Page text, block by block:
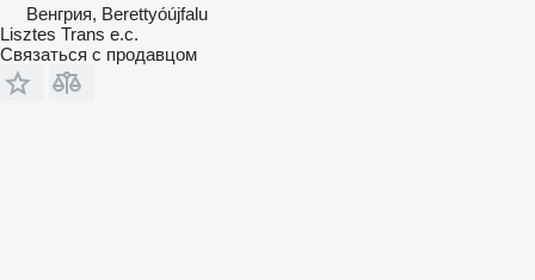
Венгрия, Berettyóújfalu
Lisztes Trans e.c.
Связаться с продавцом